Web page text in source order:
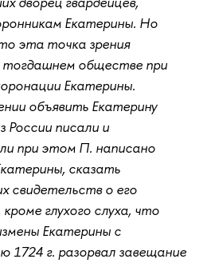
Екатерины. Но
эта точка зрения
обществе при
Екатерины.
объявить Екатерину
России писали и
при этом П. написано
сказать
свидетельств о его
глухого слуха, что
Екатерины с
г. разорвал завещание